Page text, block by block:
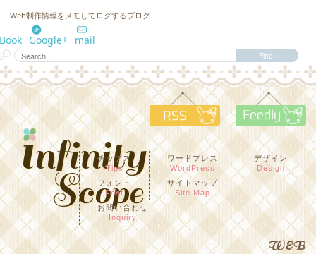
Web制作情報をメモしてログするブログ
Google+ mail
RSS
チップス
Tips
ワードプレス
WordPress
デザイン
Design
フォント
Font
サイトマップ
Site Map
お問い合わせ
Inquiry
WEB